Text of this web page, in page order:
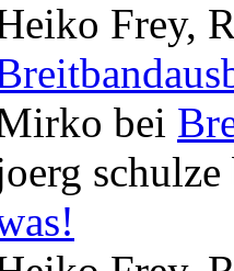
Frey,
bei
schulze